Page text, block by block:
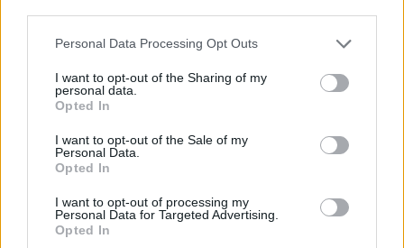
Please note that this website/app uses one or more Google
not limited to your visit or usage behaviour. You may click to
grant or deny consent to Google and its third-party tags to
use your data for below specified purposes in below Google
consent section.
Personal Data Processing Opt Outs
I want to opt-out of the Sharing of my
personal data.
Opted In
I want to opt-out of the Sale of my
Personal Data.
Opted In
I want to opt-out of processing my
Personal Data for Targeted Advertising.
Opted In
Continua a leggere